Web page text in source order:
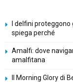
I delfini proteggono
spiega perché
Amalfi: dove
amalfitana
Il Morning Glory di